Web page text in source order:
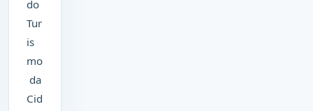
do
Tur
is
mo
da
Cid